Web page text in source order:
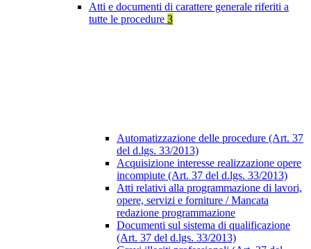
Atti e documenti di carattere generale riferiti a
tutte le procedure 3
Automatizzazione delle procedure (Art. 37
del d.lgs. 33/2013)
Acquisizione interesse realizzazione opere
incompiute (Art. 37 del d.lgs. 33/2013)
Atti relativi alla programmazione di lavori,
opere, servizi e forniture / Mancata
redazione programmazione
Documenti sul sistema di qualificazione
(Art. 37 del d.lgs. 33/2013)